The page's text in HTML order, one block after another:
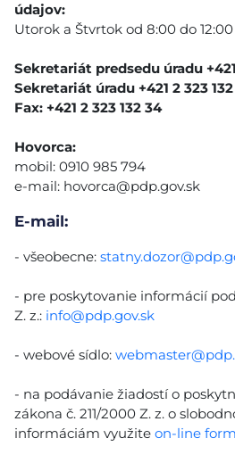
údajov:
Utorok a Štvrtok od 8:00 do 12:00
Sekretariát predsedu úradu +421
Sekretariát úradu +421 2 323 132
Fax: +421 2 323 132 34
Hovorca:
mobil: 0910 985 794
e-mail: hovorca@pdp.gov.sk
E-mail:
- všeobecne:
- pre poskytovanie informácií
Z. z.: info@pdp.gov.sk
- webové sídlo:
- na podávanie žiadostí o
zákona č. 211/2000 Z. z. o
informáciám využite on-line